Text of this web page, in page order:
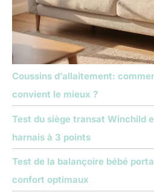
Coussins d’allaitement:
convient le mieux ?
Test du siège transat Winchild
harnais à 3 points
Test de la balançoire bébé
confort optimaux